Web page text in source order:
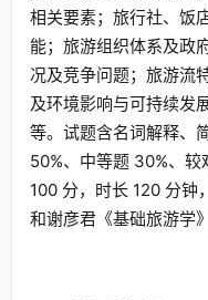
相关要素；旅行社、饭
能；旅游组织体系及政
况及竞争问题；旅游流
及环境影响与可持续发
等。试题含名词解释、
50%、中等题 30%、
100 分，时长 120 分钟
和谢彦君《基础旅游学》